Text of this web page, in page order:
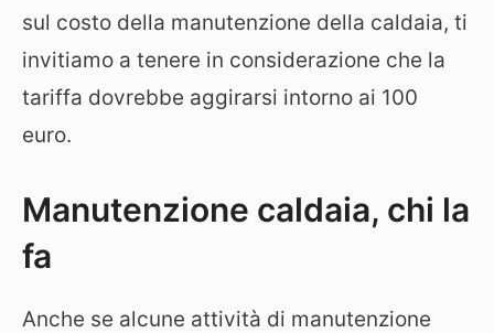
sul costo della manutenzione della caldaia, ti
invitiamo a tenere in considerazione che la
tariffa dovrebbe aggirarsi intorno ai 100
euro.
Manutenzione caldaia, chi la
fa
Anche se alcune attività di manutenzione